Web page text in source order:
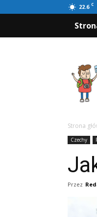
22.6 C
Strona
Czechy
Przez